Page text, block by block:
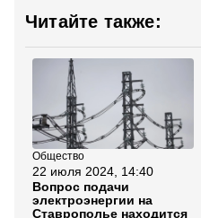
Читайте также:
Общество
22 июля 2024, 14:40
Вопрос подачи
электроэнергии на
Ставрополье находится